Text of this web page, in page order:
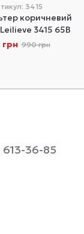
3415
коричневий
3415 65B
грн 990 грн
613-36-85